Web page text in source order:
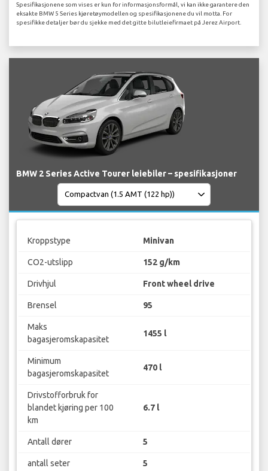
Spesifikasjonene som vises er kun for informasjonsformål, vi kan ikke garantere den
eksakte BMW 5 Series kjøretøymodellen og spesifikasjonene du vil motta. For
spesifikke detaljer bør du sjekke med det gitte bilutleiefirmaet på Jerez Airport.
BMW 2 Series Active Tourer leiebiler – spesifikasjoner
Kroppstype Minivan
CO2-utslipp 152 g/km
Drivhjul Front wheel drive
Brensel 95
Maks
bagasjeromskapasitet
1455 l
Minimum
bagasjeromskapasitet
470 l
Drivstofforbruk for
blandet kjøring per 100
km
6.7 l
Antall dører 5
antall seter 5